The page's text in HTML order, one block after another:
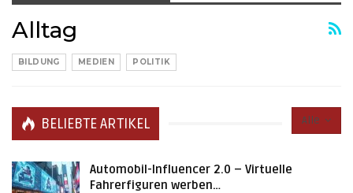
Alltag
BILDUNG MEDIEN POLITIK
Alle
BELIEBTE ARTIKEL
Automobil-Influencer 2.0 – Virtuelle
Fahrerfiguren werben…